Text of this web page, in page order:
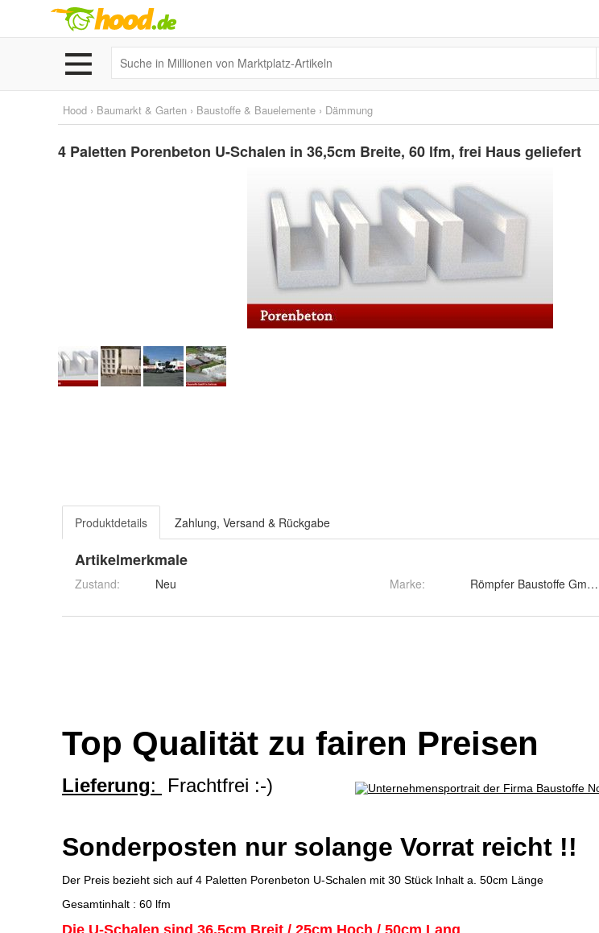
Hood › Baumarkt & Garten › Baustoffe & Bauelemente › Dämmung
4 Paletten Porenbeton U-Schalen in 36,5cm Breite, 60 lfm, frei Haus geliefert
Produktdetails Zahlung, Versand & Rückgabe
Artikelmerkmale
Zustand: Neu Marke: Römpfer Baustoffe GmbH